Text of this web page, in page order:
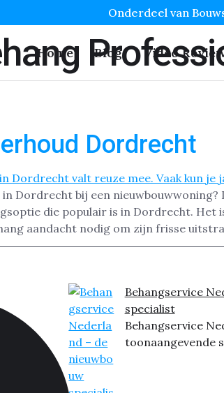
Onderdeel van
Home Blog Video
Dordrecht
Dordrecht bij een
die populair is in Dordrecht.
aandacht nodig om zijn frisse
Behangservice
specialist
Behangservice
toonaangevende